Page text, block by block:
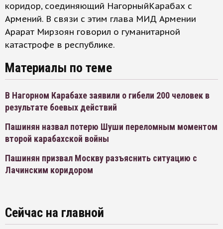
коридор, соединяющий НагорныйКарабах с
Армений. В связи с этим глава МИД Армении
Арарат Мирзоян говорил о гуманитарной
катастрофе в республике.
Материалы по теме
В Нагорном Карабахе заявили о гибели 200 человек в
результате боевых действий
Пашинян назвал потерю Шуши переломным моментом
второй карабахской войны
Пашинян призвал Москву разъяснить ситуацию с
Лачинским коридором
Сейчас на главной